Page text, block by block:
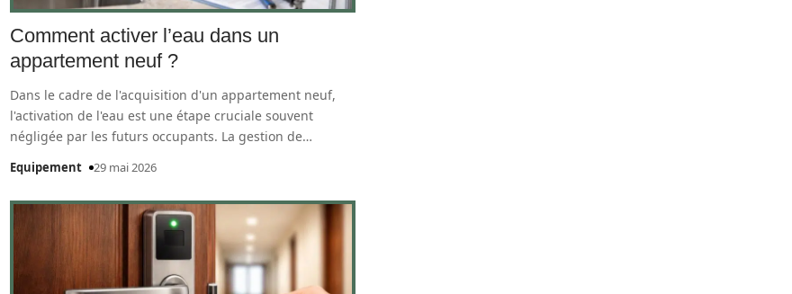
Comment activer l’eau dans un
appartement neuf ?
Dans le cadre de l'acquisition d'un appartement neuf,
l'activation de l'eau est une étape cruciale souvent
négligée par les futurs occupants. La gestion de…
Equipement 29 mai 2026